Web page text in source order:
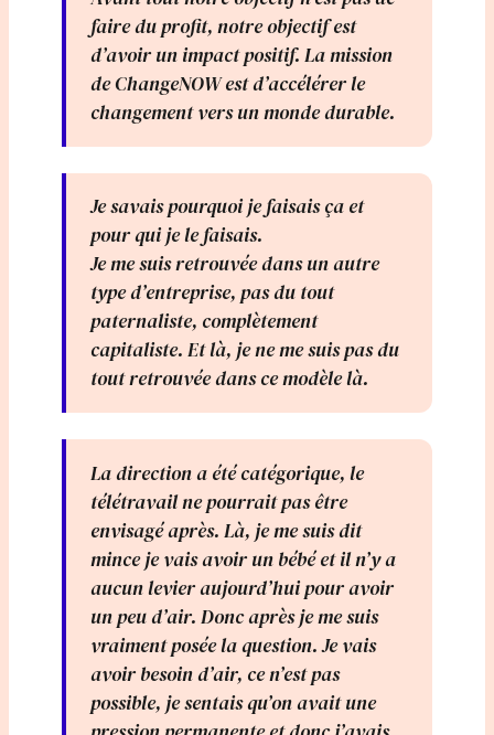
faire du profit, notre objectif est
d’avoir un impact positif. La mission
de ChangeNOW est d’accélérer le
changement vers un monde durable.
Je savais pourquoi je faisais ça et
pour qui je le faisais.
Je me suis retrouvée dans un autre
type d’entreprise, pas du tout
paternaliste, complètement
capitaliste. Et là, je ne me suis pas du
tout retrouvée dans ce modèle là.
La direction a été catégorique, le
télétravail ne pourrait pas être
envisagé après. Là, je me suis dit
mince je vais avoir un bébé et il n’y a
aucun levier aujourd’hui pour avoir
un peu d’air. Donc après je me suis
vraiment posée la question. Je vais
avoir besoin d’air, ce n’est pas
possible, je sentais qu’on avait une